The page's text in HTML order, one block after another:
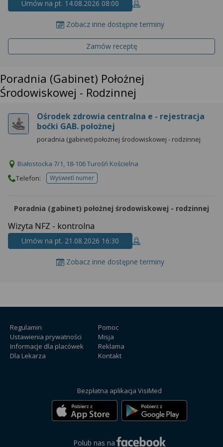
Umów na pt. 14.08.2026 08:00
Zobacz inne dostępne terminy
Zamów receptę
Poradnia (gabinet) Położnej
Środowiskowej - Rodzinnej
Ośrodek zdrowia centralna e - rejestracja
boćki GAB. położnej
poradnia (gabinet) położnej środowiskowej - rodzinnej
Białostocka 7/1, 18-106 Turośń Kościelna
Telefon:
Wyświetl numertelefonu do placowki
Poradnia (gabinet) położnej środowiskowej - rodzinnej
Wizyta NFZ - kontrolna
Umów na pt. 21.08.2026 16:30
Zobacz inne dostępne terminy
Regulamin
Ustawienia prywatności
Informacje dla placówek
Dla Lekarza
Pomoc
Misja
Reklama
Kontakt
Bezpłatna aplikacja VisiMed
Polub nas na
możesz też wycofać zgodę na przetwarzanie Twoich
danych tylko w niektórych celach. Jeżeli chcesz
dowiedzieć się więcej lub chcesz przeprowadzić
konfigurację szczegółową, to możesz tego dokonać
Więcej informacji na temat wykorzystywania
narzędzi zewnętrznych w naszym serwisie
znajdziesz w Regulaminie Serwisu.